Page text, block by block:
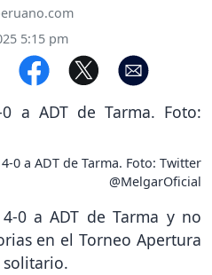
5:15 pm
0 a ADT de Tarma. Foto: Twitter
@MelgarOficial
0 a ADT de Tarma y no
en el Torneo Apertura
solitario.